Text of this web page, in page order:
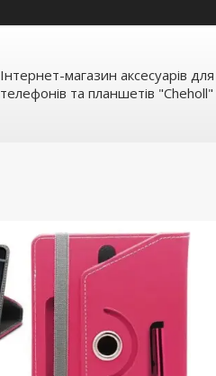
Інтернет-магазин аксесуарів для
телефонів та планшетів "Cheholl"